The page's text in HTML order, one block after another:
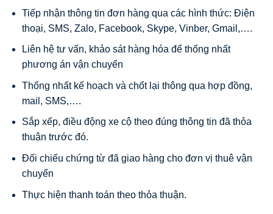
Tiếp nhận thông tin đơn hàng qua các hình thức: Điện
thoại, SMS, Zalo, Facebook, Skype, Vinber, Gmail,….
Liên hệ tư vấn, khảo sát hàng hóa để thống nhất
phương án vận chuyển
Thống nhất kế hoạch và chốt lại thông qua hợp đồng,
mail, SMS,….
Sắp xếp, điều động xe cộ theo đúng thông tin đã thỏa
thuận trước đó.
Đối chiếu chứng từ đã giao hàng cho đơn vị thuê vận
chuyển
Thực hiện thanh toán theo thỏa thuận.